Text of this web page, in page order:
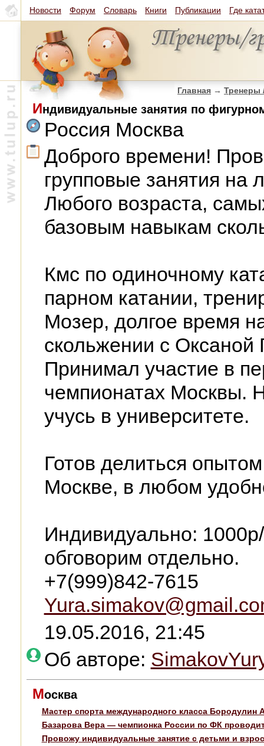
Новости Форум Словарь Книги Публикации Где
Главная → Тренеры
Индивидуальные занятия по
Россия Москва
Доброго времени!
групповые занятия на
Любого возраста,
базовым навыкам
Кмс по одиночному
парном катании,
Мозер, долгое время
скольжении с Оксаной
Принимал участие в
чемпионатах Москвы.
учусь в университете.
Готов делиться
Москве, в любом
Индивидуально:
обговорим отдельно.
+7(999)842-7615
19.05.2016, 21:45
Об авторе:
Москва
Мастер спорта международного класса Бородулин
Базарова Вера — чемпионка России по ФК
Провожу индивидуальные занятие с детьми и